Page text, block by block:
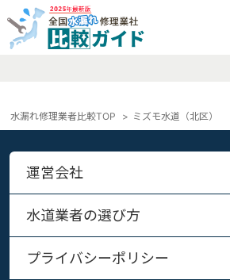
水漏れ修理業者比較TOP ミズモ水道（北区）
運営会社
水道業者の選び方
プライバシーポリシー